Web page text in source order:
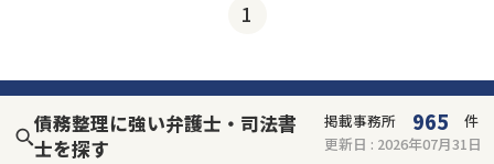
1
債務整理に強い弁護士・司法書
士を探す
掲載事務所 965
件
更新日 : 2026年07月31日